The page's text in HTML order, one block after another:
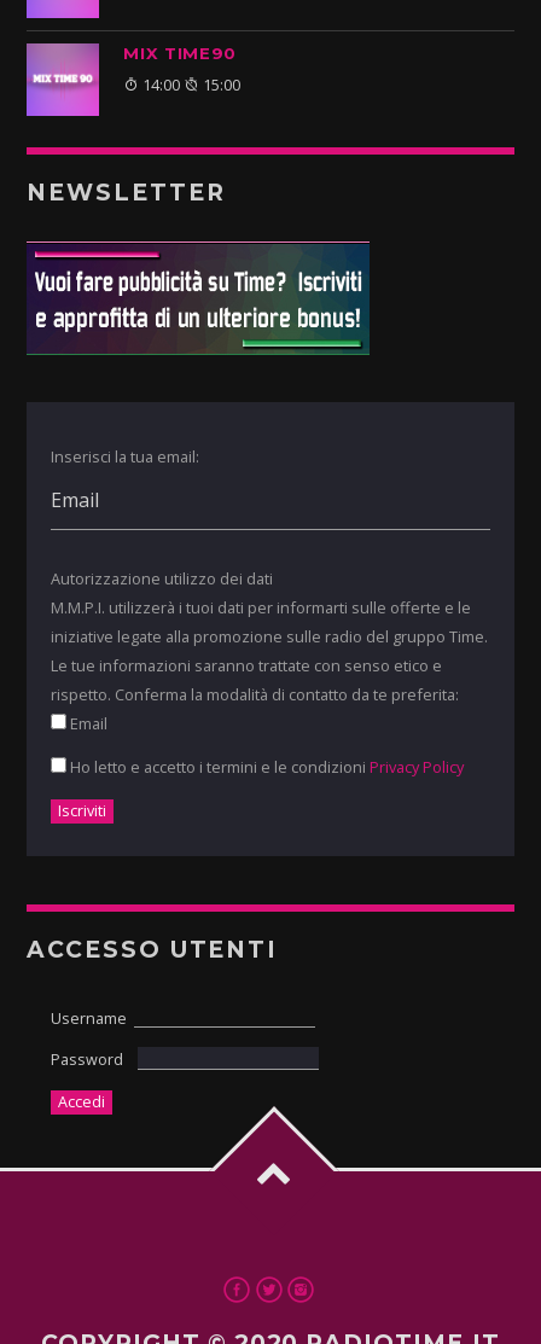
MIX TIME90
14:00 15:00
NEWSLETTER
Inserisci la tua email:
Autorizzazione utilizzo dei dati
M.M.P.I. utilizzerà i tuoi dati per informarti sulle offerte e le
iniziative legate alla promozione sulle radio del gruppo Time.
Le tue informazioni saranno trattate con senso etico e
rispetto. Conferma la modalità di contatto da te preferita:
Email
Ho letto e accetto i termini e le condizioni Privacy Policy
ACCESSO UTENTI
Username
Password